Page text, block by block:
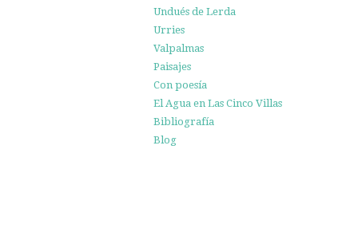
Undués de Lerda
Urries
Valpalmas
Paisajes
Con poesía
El Agua en Las Cinco Villas
Bibliografía
Blog